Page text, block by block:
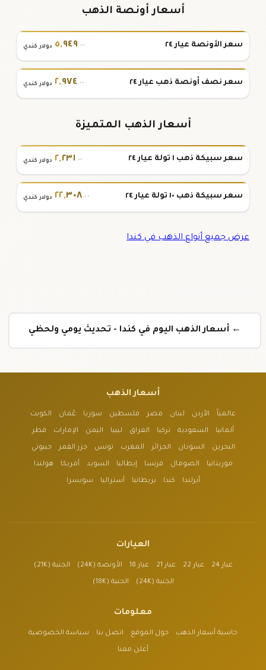
أسعار أونصة الذهب
سعر الأونصة عيار ٢٤ ٥,٩٤٩.٠٠ دولار كندي
سعر نصف أونصة ذهب عيار ٢٤ ٢,٩٧٤.٠٠ دولار كندي
أسعار الذهب المتميزة
سعر سبيكة ذهب ١ تولة عيار ٢٤ ٢,٢٣١.٠٠ دولار كندي
سعر سبيكة ذهب ١٠ تولة عيار ٢٤ ٢٢,٣٠٨.٠٠ دولار كندي
عرض جميع أنواع الذهب في كندا
← أسعار الذهب اليوم في كندا - تحديث يومي ولحظي
أسعار الذهب
عالمياً الأردن لبنان مصر فلسطين سوريا عُمان الكويت
ألمانيا السعودية تركيا العراق ليبيا اليمن الإمارات قطر
البحرين السودان الجزائر المغرب تونس جزر القمر جيبوتي
موريتانيا الصومال فرنسا إيطاليا السويد أمريكا هولندا
أيرلندا كندا بريطانيا أستراليا سويسرا
العيارات
عيار 24 عيار 22 عيار 21 عيار 18 الأونصة (24K) الجنية (21K)
الجنية (24K) الجنية (18K)
معلومات
حاسبة أسعار الذهب حول الموقع اتصل بنا سياسة الخصوصية
أعلن معنا